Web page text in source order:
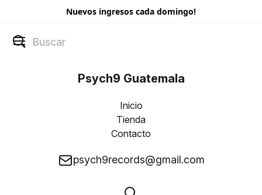
Nuevos ingresos cada domingo!
Psych9 Guatemala
Inicio
Tienda
Contacto
psych9records@gmail.com